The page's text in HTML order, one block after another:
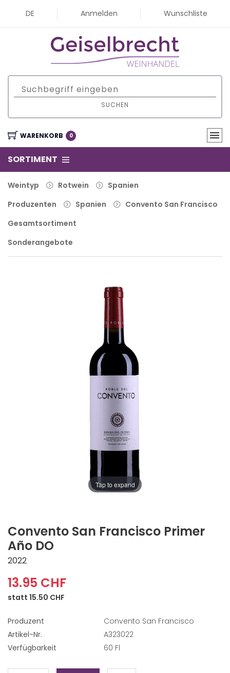
DE Anmelden Wunschliste
SUCHEN
WARENKORB 0
SORTIMENT
Weintyp Rotwein
Spanien
Produzenten
Spanien
Convento San Francisco
Gesamtsortiment
Sonderangebote
Tap to expand
Convento San Francisco Primer
Año DO
2022
13.95 CHF
statt 15.50 CHF
Produzent
Convento San Francisco
Artikel-Nr.
A323022
Verfügbarkeit
60 Fl